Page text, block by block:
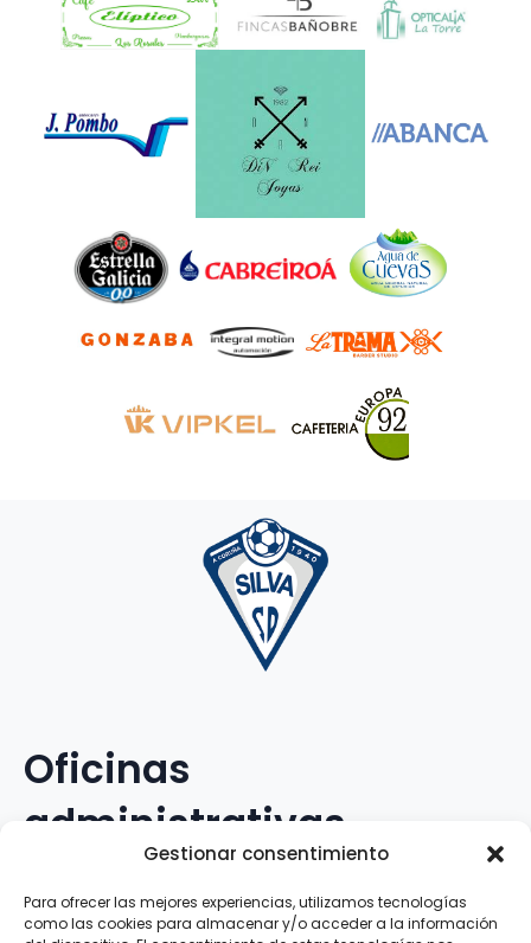
Gestionar consentimiento
Para ofrecer las mejores experiencias, utilizamos tecnologías
como las cookies para almacenar y/o acceder a la información
Oficinas
administrativas
Avenida Galileo Galilei, 12
15.008 · A Coruña · España